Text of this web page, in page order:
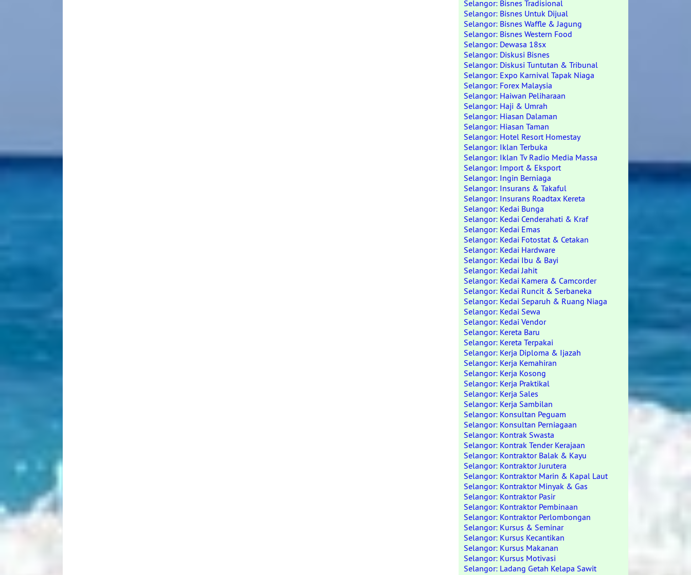
Selangor: Bisnes Tradisional
Selangor: Bisnes Untuk Dijual
Selangor: Bisnes Waffle & Jagung
Selangor: Bisnes Western Food
Selangor: Dewasa 18sx
Selangor: Diskusi Bisnes
Selangor: Diskusi Tuntutan & Tribunal
Selangor: Expo Karnival Tapak Niaga
Selangor: Forex Malaysia
Selangor: Haiwan Peliharaan
Selangor: Haji & Umrah
Selangor: Hiasan Dalaman
Selangor: Hiasan Taman
Selangor: Hotel Resort Homestay
Selangor: Iklan Terbuka
Selangor: Iklan Tv Radio Media Massa
Selangor: Import & Eksport
Selangor: Ingin Berniaga
Selangor: Insurans & Takaful
Selangor: Insurans Roadtax Kereta
Selangor: Kedai Bunga
Selangor: Kedai Cenderahati & Kraf
Selangor: Kedai Emas
Selangor: Kedai Fotostat & Cetakan
Selangor: Kedai Hardware
Selangor: Kedai Ibu & Bayi
Selangor: Kedai Jahit
Selangor: Kedai Kamera & Camcorder
Selangor: Kedai Runcit & Serbaneka
Selangor: Kedai Separuh & Ruang Niaga
Selangor: Kedai Sewa
Selangor: Kedai Vendor
Selangor: Kereta Baru
Selangor: Kereta Terpakai
Selangor: Kerja Diploma & Ijazah
Selangor: Kerja Kemahiran
Selangor: Kerja Kosong
Selangor: Kerja Praktikal
Selangor: Kerja Sales
Selangor: Kerja Sambilan
Selangor: Konsultan Peguam
Selangor: Konsultan Perniagaan
Selangor: Kontrak Swasta
Selangor: Kontrak Tender Kerajaan
Selangor: Kontraktor Balak & Kayu
Selangor: Kontraktor Jurutera
Selangor: Kontraktor Marin & Kapal Laut
Selangor: Kontraktor Minyak & Gas
Selangor: Kontraktor Pasir
Selangor: Kontraktor Pembinaan
Selangor: Kontraktor Perlombongan
Selangor: Kursus & Seminar
Selangor: Kursus Kecantikan
Selangor: Kursus Makanan
Selangor: Kursus Motivasi
Selangor: Ladang Getah Kelapa Sawit